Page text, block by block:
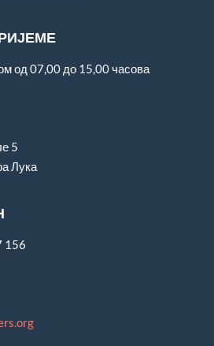
од 07,00 до 15,00 часова
5
Лука
156